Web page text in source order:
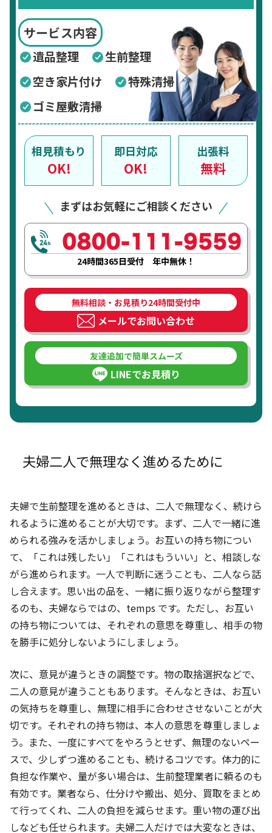
サービス内容
遺品整理
生前整理
空き家片付け
特殊清掃
ゴミ屋敷清掃
相見積もり
OK!
即日対応
OK!
出張料
無料
まずはお気軽にご相談ください
24時間365日受付 年中無休！
無料相談・お見積り24時間受付中
メールでお問い合わせ
友達追加で簡単スムーズ
LINEでお見積り
夫婦二人で無理なく進めるために
夫婦で生前整理を進めるときは、二人で無理なく、続けら
れるように進めることが大切です。まず、二人で一緒に進
められる強みを活かしましょう。お互いの持ち物につい
て、「これは残したい」「これはもういい」と、相談しな
がら進められます。一人で判断に迷うことも、二人なら話
し合えます。思い出の品を、一緒に振り返りながら整理す
るのも、夫婦ならではの、temps です。ただし、お互い
の持ち物については、それぞれの意思を尊重し、相手の物
を勝手に処分しないようにしましょう。
次に、意見が違うときの調整です。物の取捨選択などで、
二人の意見が違うこともあります。そんなときは、お互い
の気持ちを尊重し、無理に相手に合わせさせないことが大
切です。それぞれの持ち物は、本人の意思を尊重しましょ
う。また、一度にすべてをやろうとせず、無理のないペー
スで、少しずつ進めることも、続けるコツです。体力的に
負担な作業や、量が多い場合は、生前整理業者に頼るのも
有効です。業者なら、仕分けや搬出、処分、買取をまとめ
て行ってくれ、二人の負担を減らせます。重い物の運び出
しなども任せられます。夫婦二人だけでは大変なときは、